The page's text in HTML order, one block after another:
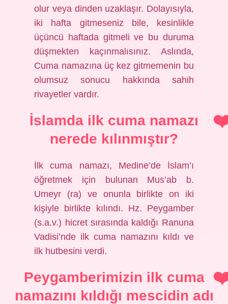
olur veya dinden uzaklaşır. Dolayısıyla,
iki hafta gitmeseniz bile, kesinlikle
üçüncü haftada gitmeli ve bu duruma
düşmekten kaçınmalısınız. Aslında,
Cuma namazına üç kez gitmemenin bu
olumsuz sonucu hakkında sahih
rivayetler vardır.
İslamda ilk cuma namazı
nerede kılınmıştır?
İlk cuma namazı, Medine’de İslam’ı
öğretmek için bulunan Mus’ab b.
Umeyr (ra) ve onunla birlikte on iki
kişiyle birlikte kılındı. Hz. Peygamber
(s.a.v.) hicret sırasında kaldığı Ranuna
Vadisi’nde ilk cuma namazını kıldı ve
ilk hutbesini verdi.
Peygamberimizin ilk cuma
namazını kıldığı mescidin adı